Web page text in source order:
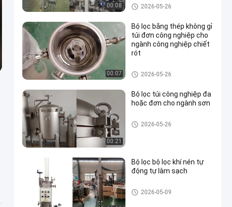
00:08 Bộ lọc công nghiệp
2026-05-26
00:07
Bộ lọc bằng thép không gỉ
túi đơn công nghiệp cho
ngành công nghiệp chiết
rót
Bộ lọc công nghiệp
2026-05-26
00:21
Bộ lọc túi công nghiệp đa
hoặc đơn cho ngành sơn
Bộ lọc công nghiệp
2026-05-26
Bộ lọc bộ lọc khí nén tự
động tự làm sạch
Bộ lọc công nghiệp
2026-05-09